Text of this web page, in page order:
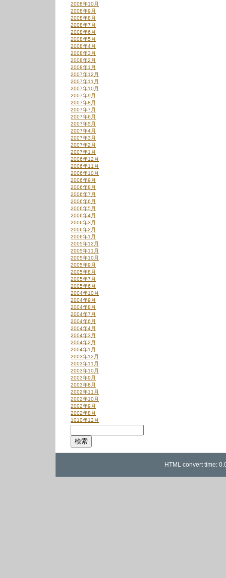
2008年10月
2008年9月
2008年8月
2008年7月
2008年6月
2008年5月
2008年4月
2008年3月
2008年2月
2008年1月
2007年12月
2007年11月
2007年10月
2007年9月
2007年8月
2007年7月
2007年6月
2007年5月
2007年4月
2007年3月
2007年2月
2007年1月
2006年12月
2006年11月
2006年10月
2006年9月
2006年8月
2006年7月
2006年6月
2006年5月
2006年4月
2006年3月
2006年2月
2006年1月
2005年12月
2005年11月
2005年10月
2005年9月
2005年8月
2005年7月
2005年6月
2004年10月
2004年9月
2004年8月
2004年7月
2004年6月
2004年4月
2004年3月
2004年2月
2004年1月
2003年12月
2003年11月
2003年10月
2003年9月
2003年8月
2002年11月
2002年10月
2002年9月
2002年8月
1010年12月
HTML convert time: